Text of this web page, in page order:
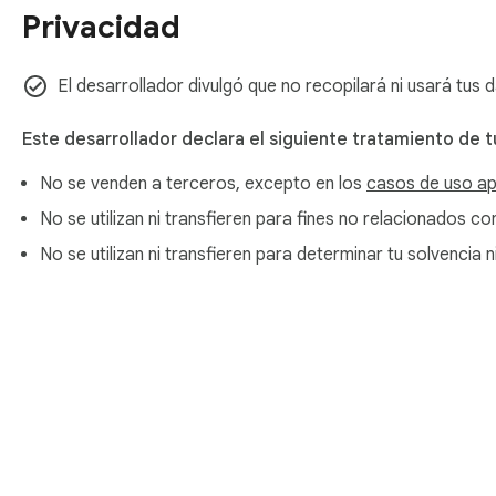
Contrae o expande las listas de verificación para centrarte
Organiza tus proyectos visualmente usando nuestro
📅 Potente Integración de Agenda
google tasks with google calendar estén siempre
Ve todas tus google calendar tasks junto con tus listas de
Privacidad
El desarrollador divulgó que no recopilará ni usará
Este desarrollador declara el siguiente tratamiento de
No se venden a terceros, excepto en los casos de uso
No se utilizan ni transfieren para fines no relacionados
No se utilizan ni transfieren para determinar tu solvencia